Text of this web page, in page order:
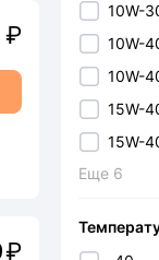
₽
₽
ALT
AMD
ASAHI
10W-
10W-
10W-
15W-
15W-
2T
5W-40
Еще 6